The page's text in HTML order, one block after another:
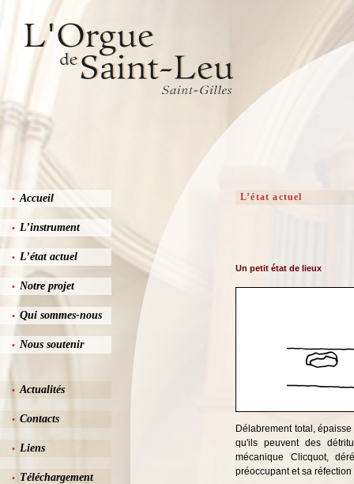
• Accueil
• L’instrument
• L’état actuel
• Notre projet
• Qui sommes-nous
• Nous soutenir
• Actualités
• Contacts
• Liens
• Téléchargement
L’état actuel
Un petit état de lieux
Délabrement total,
qu'ils peuvent des
mécanique Clicquot,
préoccupant et sa réfection